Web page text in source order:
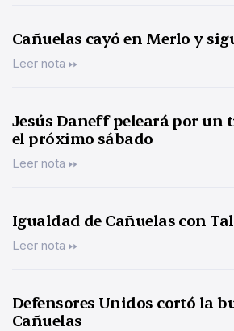
Cañuelas cayó en Merlo y
Leer nota
Jesús Daneff peleará por un
el próximo sábado
Leer nota
Igualdad de Cañuelas con
Leer nota
Defensores Unidos cortó la
Cañuelas